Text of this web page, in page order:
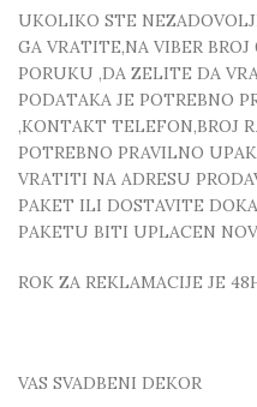
UKOLIKO STE
GA VRATITE,NA VIBER BROJ
PORUKU ,DA ZELITE DA
PODATAKA JE POTREBNO
,KONTAKT TELEFON,BROJ
POTREBNO PRAVILNO
VRATITI NA ADRESU
PAKET ILI DOSTAVITE
PAKETU BITI UPLACEN
ROK ZA REKLAMACIJE JE
VAS SVADBENI DEKOR